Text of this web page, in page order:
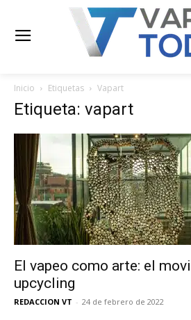
Inicio Etiquetas Vapart
Etiqueta: vapart
El vapeo como arte: el
upcycling
REDACCION VT - 24 de febrero de 2022